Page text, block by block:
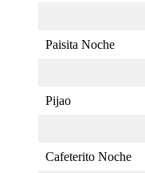
Paisita Noche
Pijao
Cafeterito Noche